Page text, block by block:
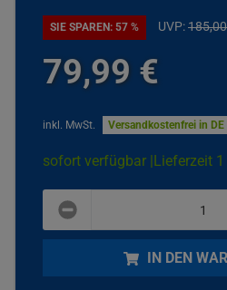
SIE SPAREN: 57 % UVP:185,00
79,99 €
inkl. MwSt. Versandkostenfrei in DE
sofort verfügbar |Lieferzeit
minus
IN DEN